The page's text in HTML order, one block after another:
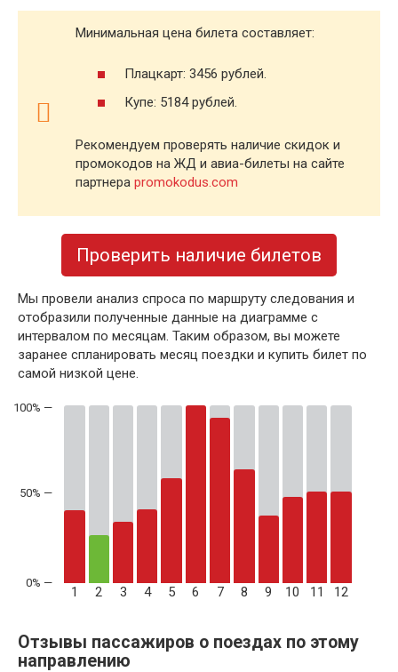
Минимальная цена билета составляет:
Плацкарт: 3456 рублей.
Купе: 5184 рублей.
Рекомендуем проверять наличие скидок и
промокодов на ЖД и авиа-билеты на сайте
партнера promokodus.com
Проверить наличие билетов
Мы провели анализ спроса по маршруту следования и
отобразили полученные данные на диаграмме с
интервалом по месяцам. Таким образом, вы можете
заранее спланировать месяц поездки и купить билет по
самой низкой цене.
50% —
1 2 3 4 5 6 7 8 9 10 11 12
Отзывы пассажиров о поездах по этому
направлению